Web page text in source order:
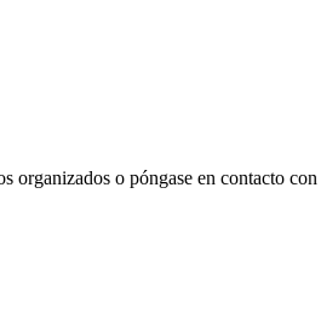
organizados o póngase en contacto